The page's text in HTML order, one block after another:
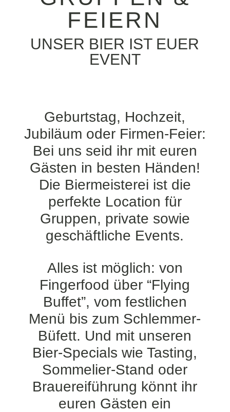
FEIERN
UNSER BIER IST EUER
EVENT
Geburtstag, Hochzeit,
Jubiläum oder Firmen-Feier:
Bei uns seid ihr mit euren
Gästen in besten Händen!
Die Biermeisterei ist die
perfekte Location für
Gruppen, private sowie
geschäftliche Events.
Alles ist möglich: von
Fingerfood über “Flying
Buffet”, vom festlichen
Menü bis zum Schlemmer-
Büfett. Und mit unseren
Bier-Specials wie Tasting,
Sommelier-Stand oder
Brauereiführung könnt ihr
euren Gästen ein